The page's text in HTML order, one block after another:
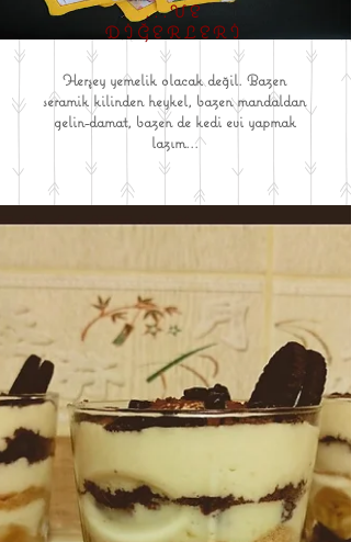
...VE
DİĞERLERİ
Herşey yemelik olacak değil. Bazen
seramik kilinden heykel, bazen mandaldan
gelin-damat, bazen de kedi evi yapmak
lazım...